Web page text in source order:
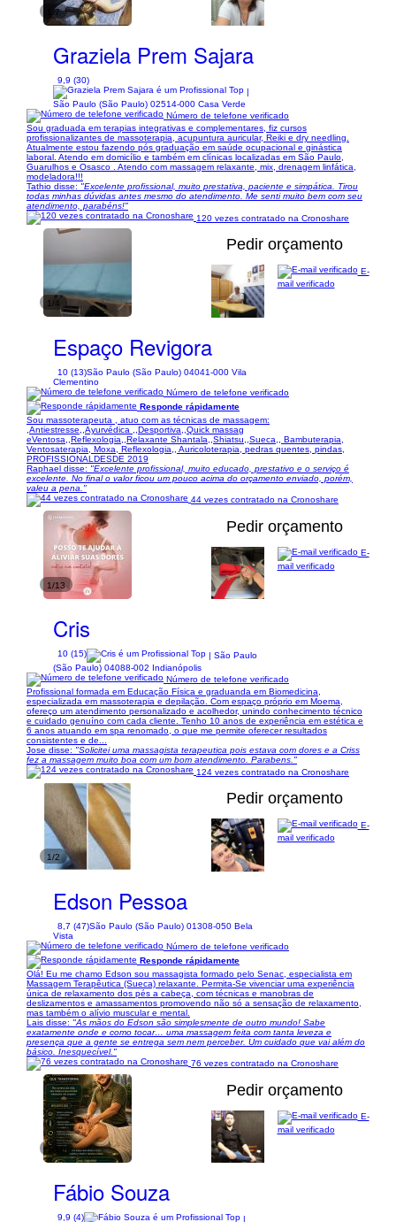
1/7
Graziela Prem Sajara
9,9 (30)
|
São Paulo (São Paulo) 02514-000 Casa Verde
Número de telefone verificado
Sou graduada em terapias integrativas e complementares, fiz cursos
profissionalizantes de massoterapia, acupuntura auricular, Reiki e dry needling.
Atualmente estou fazendo pós graduação em saúde ocupacional e ginástica
laboral. Atendo em domicílio e também em clínicas localizadas em São Paulo,
Guarulhos e Osasco . Atendo com massagem relaxante, mix, drenagem linfática,
modeladora!!!
Tathio disse: "Excelente profissional, muito prestativa, paciente e simpática. Tirou
todas minhas dúvidas antes mesmo do atendimento. Me senti muito bem com seu
atendimento, parabéns!"
120 vezes contratado na Cronoshare
1/4
Pedir orçamento
Espaço Revigora
10 (13)São Paulo (São Paulo) 04041-000 Vila
Clementino
E-
mail verificado
Número de telefone verificado
Responde rápidamente
Sou massoterapeuta , atuo com as técnicas de massagem:
,Antiestresse,,Ayurvédica ,,Desportiva,,Quick massag
eVentosa,,Reflexologia,,Relaxante Shantala,,Shiatsu,,Sueca,, Bambuterapia,
Ventosaterapia, Moxa, Reflexologia,, Auricoloterapia, pedras quentes, pindas,
PROFISSIONALDESDE 2019
Raphael disse: "Excelente profissional, muito educado, prestativo e o serviço é
excelente. No final o valor ficou um pouco acima do orçamento enviado, porém,
valeu a pena."
44 vezes contratado na Cronoshare
1/13
Pedir orçamento
Cris
10 (15)
| São Paulo
(São Paulo) 04088-002 Indianópolis
E-
mail verificado
Número de telefone verificado
Profissional formada em Educação Física e graduanda em Biomedicina,
especializada em massoterapia e depilação. Com espaço próprio em Moema,
ofereço um atendimento personalizado e acolhedor, unindo conhecimento técnico
e cuidado genuíno com cada cliente. Tenho 10 anos de experiência em estética e
6 anos atuando em spa renomado, o que me permite oferecer resultados
consistentes e de...
Jose disse: "Solicitei uma massagista terapeutica pois estava com dores e a Criss
fez a massagem muito boa com um bom atendimento. Parabens."
124 vezes contratado na Cronoshare
1/2
Pedir orçamento
Edson Pessoa
8,7 (47)São Paulo (São Paulo) 01308-050 Bela
Vista
E-
mail verificado
Número de telefone verificado
Responde rápidamente
Olá! Eu me chamo Edson sou massagista formado pelo Senac, especialista em
Massagem Terapêutica (Sueca) relaxante. Permita-Se vivenciar uma experiência
única de relaxamento dos pés a cabeça, com técnicas e manobras de
deslizamentos e amassamentos promovendo não só a sensação de relaxamento,
mas também o alívio muscular e mental.
Lais disse: "As mãos do Edson são simplesmente de outro mundo! Sabe
exatamente onde e como tocar… uma massagem feita com tanta leveza e
presença que a gente se entrega sem nem perceber. Um cuidado que vai além do
básico. Inesquecível."
76 vezes contratado na Cronoshare
1/10
Pedir orçamento
Fábio Souza
9,9 (4) |
E-
mail verificado